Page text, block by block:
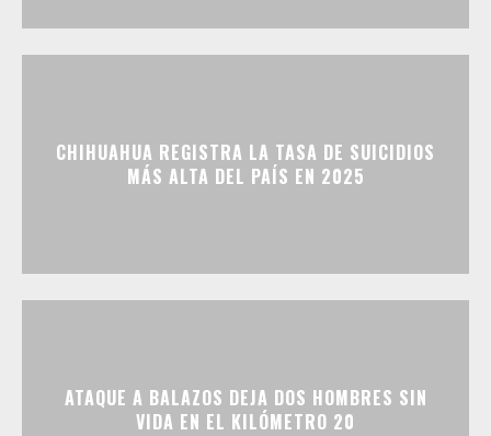
CHIHUAHUA REGISTRA LA TASA DE SUICIDIOS
MÁS ALTA DEL PAÍS EN 2025
ATAQUE A BALAZOS DEJA DOS HOMBRES SIN
VIDA EN EL KILÓMETRO 20